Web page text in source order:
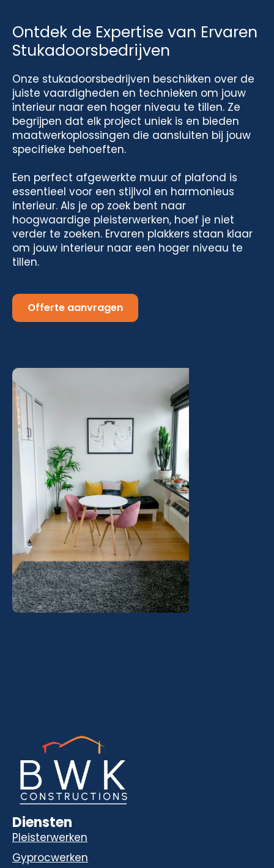
Ontdek de Expertise van Ervaren
Stukadoorsbedrijven
Onze stukadoorsbedrijven beschikken over de
juiste vaardigheden en technieken om jouw
interieur naar een hoger niveau te tillen. Ze
begrijpen dat elk project uniek is en bieden
maatwerkoplossingen die aansluiten bij jouw
specifieke behoeften.
Een perfect afgewerkte muur of plafond is
essentieel voor een stijlvol en harmonieus
interieur. Als je op zoek bent naar
hoogwaardige pleisterwerken, hoef je niet
verder te zoeken. Ervaren plakkers staan klaar
om jouw interieur naar een hoger niveau te
tillen.
Offerte aanvragen
Diensten
Pleisterwerken
Gyprocwerken